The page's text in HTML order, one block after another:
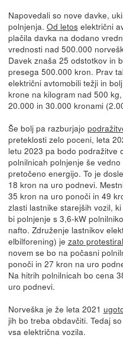
Napovedali so nove davke,
polnjenja. Od letoselektrični
plačila davka na dodano
vrednosti nad 500.000
Davek znaša 25 odstotkov in
presega 500.000 kron. Prav
električni avtomobili težji in
krone na kilogram nad 500
20.000 in 30.000 kronami
Še bolj pa razburjajo
preteklosti zelo poceni, leta
letu 2023 pa bodo podražitve
polnilnicah polnjenje še
pretočeno energijo. To je
18 kron na uro podnevi.
35 kron na uro ponoči in 49
zlasti lastnike starejših vozil,
bi polnjenje s 3,6-kW
nafto. Združenje lastnikov
elbilforening) je zato
novem se bo na počasni
ponoči in 27 kron na uro
Na hitrih polnilnicah bo cena
uro podnevi.
Norveška je že leta 2021
jih bo treba obdavčiti. Tedaj
vsa električna vozila.